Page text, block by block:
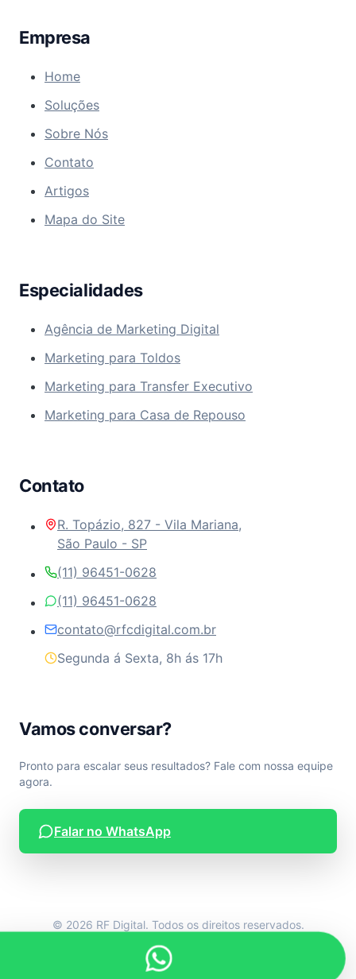
Empresa
Home
Soluções
Sobre Nós
Contato
Artigos
Mapa do Site
Especialidades
Agência de Marketing Digital
Marketing para Toldos
Marketing para Transfer Executivo
Marketing para Casa de Repouso
Contato
R. Topázio, 827 - Vila Mariana,
São Paulo - SP
(11) 96451-0628
(11) 96451-0628
contato@rfcdigital.com.br
Segunda á Sexta, 8h ás 17h
Vamos conversar?
Pronto para escalar seus resultados? Fale com nossa equipe
agora.
Falar no WhatsApp
© 2026 RF Digital. Todos os direitos reservados.
Privacidade